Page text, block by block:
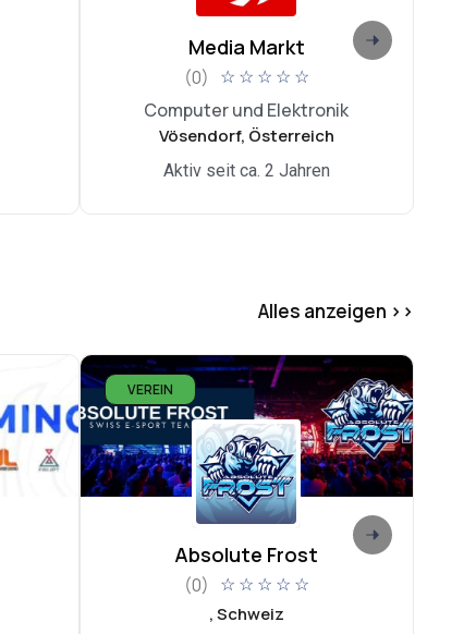
Media Markt
(0) ☆ ☆ ☆ ☆ ☆
Computer und Elektronik
Vösendorf, Österreich
Aktiv seit ca. 2 Jahren
Alles anzeigen >>
VEREIN
Absolute Frost
(0) ☆ ☆ ☆ ☆ ☆
, Schweiz